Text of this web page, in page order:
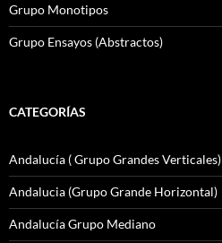
Grupo Monotipos
Grupo Ensayos (Abstractos)
CATEGORÍAS
Andalucía ( Grupo Grandes Verticales)
Andalucia (Grupo Grande Horizontal)
Andalucía Grupo Mediano